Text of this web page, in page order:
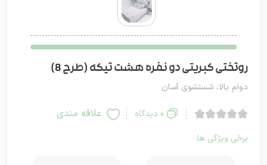
روتختی کبریتی دو نفره هشت تیکه (طرح 8)
دوام بالا، شستشوی آسان
0 دیدگاه علاقه مندی
برخی ویژگی ها: